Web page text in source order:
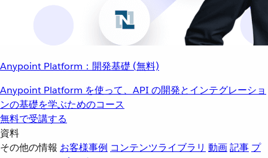
Anypoint Platform：開発基礎 (無料)
Anypoint Platform を使って、API の開発とインテグレーショ
ンの基礎を学ぶためのコース
無料で受講する
資料
その他の情報 お客様事例 コンテンツライブラリ 動画記事 プ